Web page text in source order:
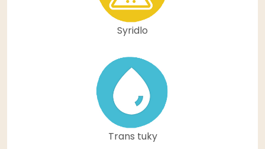
Syridlo
Trans tuky